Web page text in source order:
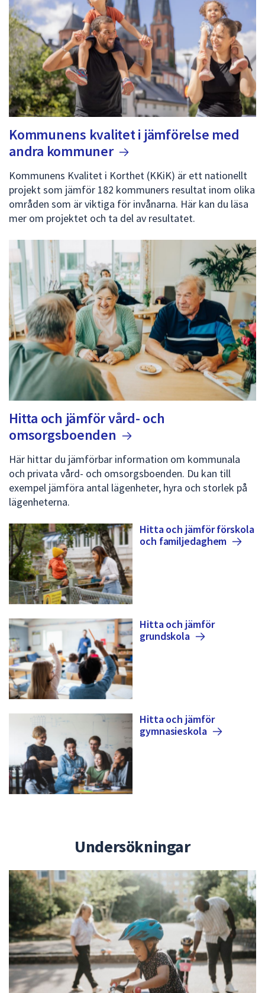
Kommunens kvalitet i jämförelse med
andra kommuner
Kommunens Kvalitet i Korthet (KKiK) är ett nationellt
projekt som jämför 182 kommuners resultat inom olika
områden som är viktiga för invånarna. Här kan du läsa
mer om projektet och ta del av resultatet.
Hitta och jämför vård- och
omsorgsboenden
Här hittar du jämförbar information om kommunala
och privata vård- och omsorgsboenden. Du kan till
exempel jämföra antal lägenheter, hyra och storlek på
lägenheterna.
Hitta och jämför förskola
och familjedaghem
Hitta och jämför
grundskola
Hitta och jämför
gymnasieskola
Undersökningar